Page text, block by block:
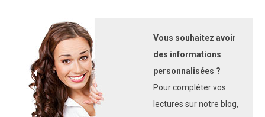
Vous souhaitez avoir
des informations
personnalisées ?
Pour compléter vos
lectures sur notre blog,